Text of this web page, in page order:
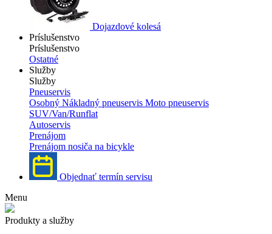
Dojazdové kolesá
Príslušenstvo
Príslušenstvo
Ostatné
Služby
Služby
Pneuservis
Osobný Nákladný pneuservis Moto pneuservis
SUV/Van/Runflat
Autoservis
Prenájom
Prenájom nosiča na bicykle
Objednať termín servisu
Menu
Produkty a služby